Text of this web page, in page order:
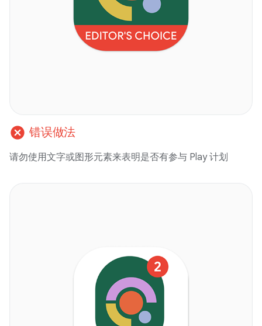
cancel 错误做法
请勿使用文字或图形元素来表明是否有参与 Play 计划